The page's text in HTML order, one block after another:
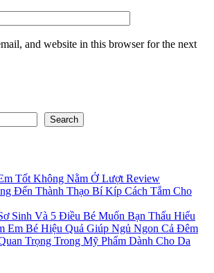
and website in this browser for the next
Search
Tốt Không Nằm Ở Lượt Review
Đến Thành Thạo Bí Kíp Cách Tắm Cho
Sinh Và 5 Điều Bé Muốn Bạn Thấu Hiểu
Em Bé Hiệu Quả Giúp Ngủ Ngon Cả Đêm
Trọng Trong Mỹ Phẩm Dành Cho Da